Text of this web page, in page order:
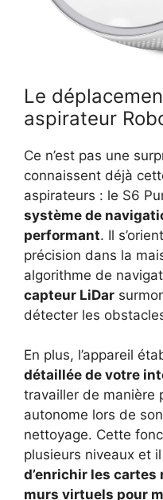
Le
aspirateur
Ce n’est pas une
connaissent déjà
aspirateurs : le S6
système de
performant. Il
précision dans la
algorithme de
capteur LiDar
détecter les
En plus, l’appareil
détaillée de votre
travailler de manière
autonome lors de
nettoyage. Cette
plusieurs niveaux et
d’enrichir les cartes
murs virtuels pour